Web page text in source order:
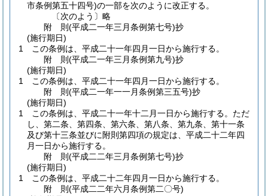
市条例第五十四号)の一部を次のように改正する。
〔次のよう〕略
附 則(平成二一年三月条例第七号)抄
(施行期日)
1
この条例は、平成二十一年四月一日から施行する。
附 則(平成二一年三月条例第九号)抄
(施行期日)
1
この条例は、平成二十一年四月一日から施行する。
附 則(平成二一年一一月条例第三五号)抄
(施行期日)
1
この条例は、平成二十一年十二月一日から施行する。 ただ
し、第二条、第四条、第六条、第八条、第九条、第十一条
及び第十三条並びに附則第四項の規定は、平成二十二年四
月一日から施行する。
附 則(平成二二年三月条例第七号)抄
(施行期日)
1
この条例は、平成二十二年四月一日から施行する。
附 則(平成二二年六月条例第二〇号)